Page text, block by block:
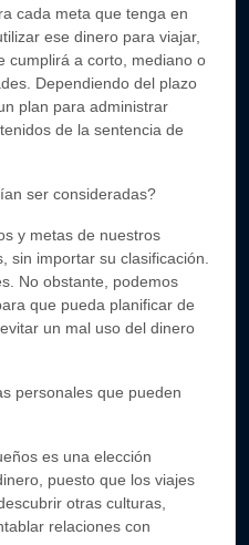
cada meta que tenga en
ese dinero para viajar,
cumplirá a corto, mediano o
Dependiendo del plazo
plan para administrar
de la sentencia de
ser consideradas?
y metas de nuestros
sin importar su clasificación.
No obstante, podemos
que pueda planificar de
un mal uso del dinero
personales que pueden
es una elección
puesto que los viajes
otras culturas,
relaciones con